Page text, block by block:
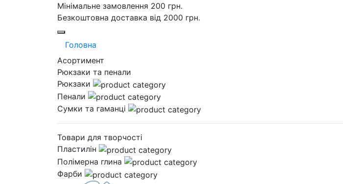
Мінімальне замовлення 200 грн.
Безкоштовна доставка від 2000 грн.
Головна
Асортимент
Рюкзаки та пенали
Рюкзаки
Пенали
Сумки та гаманці
Товари для творчості
Пластилін
Полімерна глина
Фарби